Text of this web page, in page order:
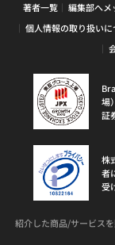
著者一覧 編集部へメ
個人情報の取り扱いに
場
証
株
者
受
紹介した商品/サービス